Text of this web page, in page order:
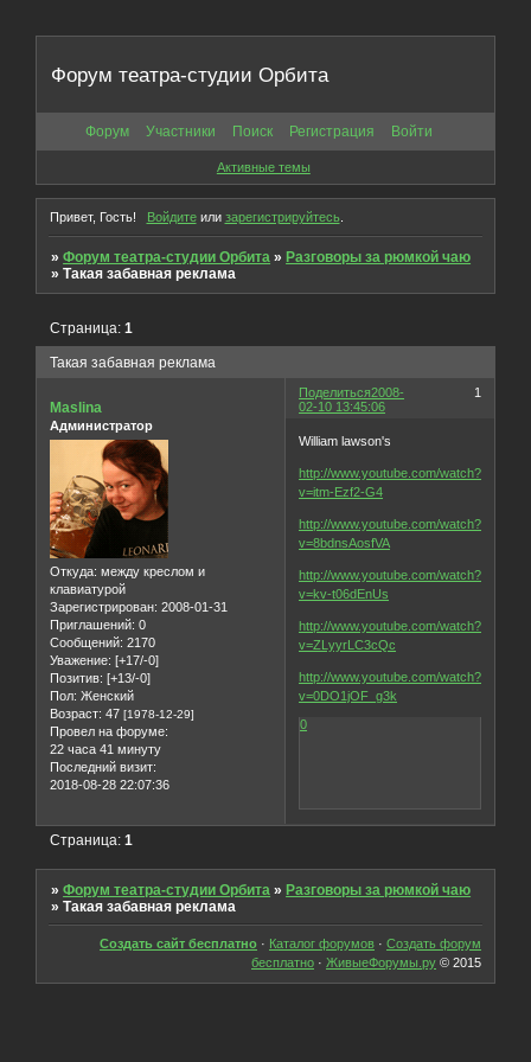
Форум театра-студии Орбита
Форум Участники Поиск Регистрация Войти
Активные темы
Привет, Гость! Войдитеили зарегистрируйтесь.
»Форум театра-студии Орбита »Разговоры за рюмкой чаю
»Такая забавная реклама
Такая забавная реклама
Страница:1
Поделиться 1
2008-
02-10 13:45:06
Maslina
Администратор
Откуда: между креслом и
клавиатурой
Зарегистрирован: 2008-01-31
Приглашений: 0
Сообщений: 2170
Уважение: [+17/-0]
Позитив: [+13/-0]
Пол: Женский
Возраст: 47 [1978-12-29]
Провел на форуме:
22 часа 41 минуту
Последний визит:
2018-08-28 22:07:36
William lawson's
http://www.youtube.com/watch?
v=itm-Ezf2-G4
http://www.youtube.com/watch?
v=8bdnsAosfVA
http://www.youtube.com/watch?
v=kv-t06dEnUs
http://www.youtube.com/watch?
v=ZLyyrLC3cQc
http://www.youtube.com/watch?
v=0DO1jOF_g3k
0
Страница:1
»Форум театра-студии Орбита »Разговоры за рюмкой чаю
»Такая забавная реклама
Создать сайт бесплатно · Каталог форумов · Создать форум
бесплатно · ЖивыеФорумы.ру © 2015